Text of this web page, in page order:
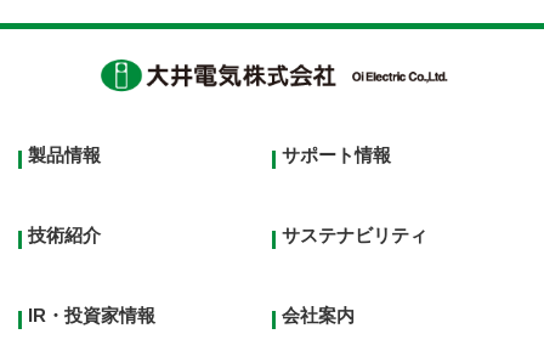
Footer
menu
製品情報 サポート情報
技術紹介 サステナビリティ
IR・投資家情報 会社案内